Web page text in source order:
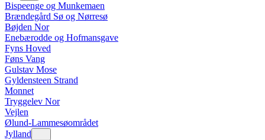
Bispeenge og Munkemaen
Brændegård Sø og Nørresø
Bøjden Nor
Enebærodde og Hofmansgave
Fyns Hoved
Føns Vang
Gulstav Mose
Gyldensteen Strand
Monnet
Tryggelev Nor
Vejlen
Ølund-Lammesøområdet
Jylland